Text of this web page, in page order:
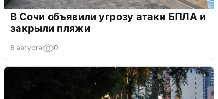
В Сочи объявили угрозу атаки БПЛА и
закрыли пляжи
6 августа 0